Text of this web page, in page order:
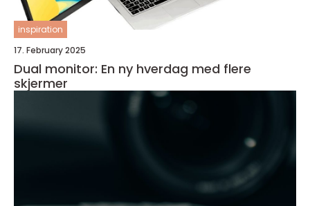
inspiration
17. February 2025
Dual monitor: En ny hverdag med flere
skjermer